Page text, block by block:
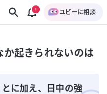
ユビーに相談
か起きられないのは
に加え、日中の強